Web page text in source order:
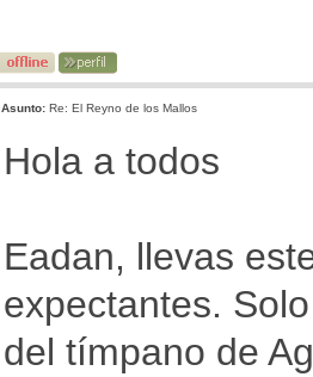
Asunto: Re: El Reyno de los Mallos
Hola a todos
Eadan, llevas
expectantes.
del tímpano de